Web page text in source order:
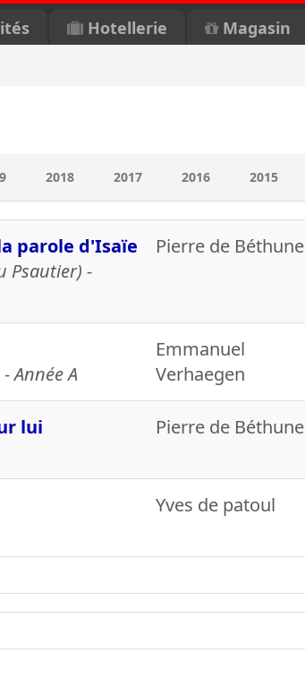
Hotellerie Magasin
2018 2017 2016 2015
parole d'Isaïe
Psautier) -
Pierre de Béthune
Année A
Emmanuel
Verhaegen
lui
Pierre de Béthune
Yves de patoul